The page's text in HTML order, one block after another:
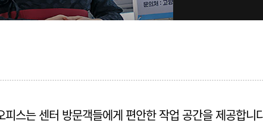
스는 센터 방문객들에게 편안한 작업 공간을 제공합니